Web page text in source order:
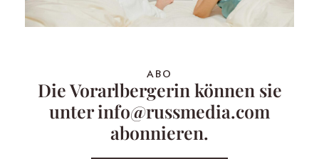
ABO
Die Vorarlbergerin können sie
unter info@russmedia.com
abonnieren.